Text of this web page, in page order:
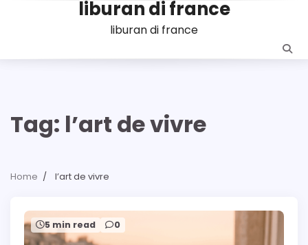
liburan di france
liburan di france
Tag: l’art de vivre
Home l’art de vivre
5 min read 0